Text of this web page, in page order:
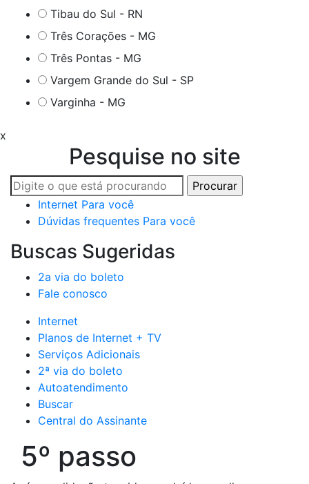
Tibau do Sul - RN
Três Corações - MG
Três Pontas - MG
Vargem Grande do Sul - SP
Varginha - MG
x
Pesquise no site
Internet Para você
Dúvidas frequentes Para você
Buscas Sugeridas
2a via do boleto
Fale conosco
Internet
Planos de Internet + TV
Serviços Adicionais
2ª via do boleto
Autoatendimento
Buscar
Central do Assinante
5º passo